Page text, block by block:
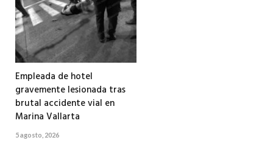
Empleada de hotel
gravemente lesionada tras
brutal accidente vial en
Marina Vallarta
5 agosto, 2026